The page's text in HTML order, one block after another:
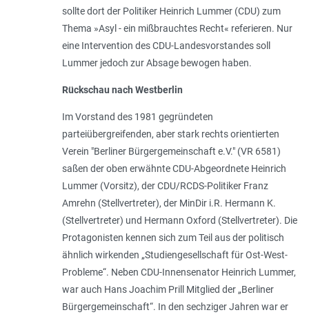
sollte dort der Politiker Heinrich Lummer (CDU) zum
Thema »Asyl - ein mißbrauchtes Recht« referieren. Nur
eine Intervention des CDU-Landesvorstandes soll
Lummer jedoch zur Absage bewogen haben.
Rückschau nach Westberlin
Im Vorstand des 1981 gegründeten
parteiübergreifenden, aber stark rechts orientierten
Verein "Berliner Bürgergemeinschaft e.V." (VR 6581)
saßen der oben erwähnte CDU-Abgeordnete Heinrich
Lummer (Vorsitz), der CDU/RCDS-Politiker Franz
Amrehn (Stellvertreter), der MinDir i.R. Hermann K.
(Stellvertreter) und Hermann Oxford (Stellvertreter). Die
Protagonisten kennen sich zum Teil aus der politisch
ähnlich wirkenden „Studiengesellschaft für Ost-West-
Probleme“. Neben CDU-Innensenator Heinrich Lummer,
war auch Hans Joachim Prill Mitglied der „Berliner
Bürgergemeinschaft“. In den sechziger Jahren war er